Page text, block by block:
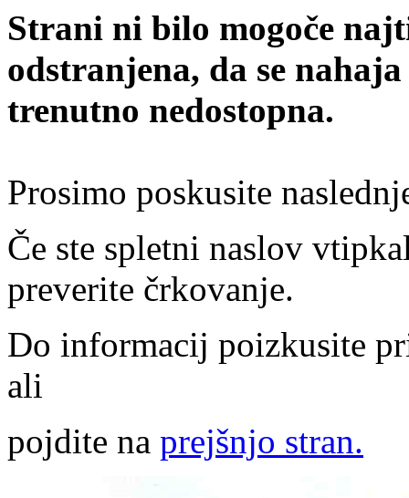
Strani ni bilo mogoče
odstranjena, da se
trenutno nedostopna.
Prosimo poskusite
Če ste spletni naslov
preverite črkovanje.
Do informacij poizkusite
ali
pojdite na prejšnjo stran.